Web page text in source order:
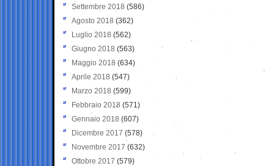
Settembre 2018 (586)
Agosto 2018 (362)
Luglio 2018 (562)
Giugno 2018 (563)
Maggio 2018 (634)
Aprile 2018 (547)
Marzo 2018 (599)
Febbraio 2018 (571)
Gennaio 2018 (607)
Dicembre 2017 (578)
Novembre 2017 (632)
Ottobre 2017 (579)